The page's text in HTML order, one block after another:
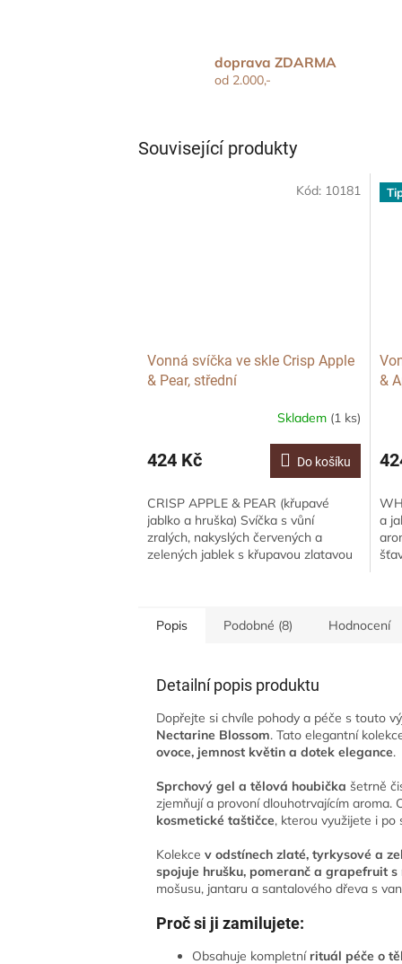
doprava ZDARMA
od 2.000,-
Související produkty
Vonná svíčka ve skle Crisp Apple
& Pear, střední
Skladem (1 ks)
424 Kč Do košíku
CRISP APPLE & PEAR (křupavé
jablko a hruška) Svíčka s vůní
zralých, nakyslých červených a
zelených jablek s křupavou zlatavou
Kód: 10181
&
a
Popis Podobné (8) Hodnocení
Detailní popis produktu
Dopřejte si chvíle pohody a péče s touto
Nectarine Blossom. Tato elegantní
ovoce, jemnost květin a dotek elegance.
Sprchový gel a tělová houbička šetrně
zjemňují a provoní dlouhotrvajícím aroma.
kosmetické taštičce, kterou využijete i po
Kolekce v odstínech zlaté, tyrkysové a
spojuje hrušku, pomeranč a grapefruit
mošusu, jantaru a santalového dřeva s
Proč si ji zamilujete:
Obsahuje kompletní rituál péče o